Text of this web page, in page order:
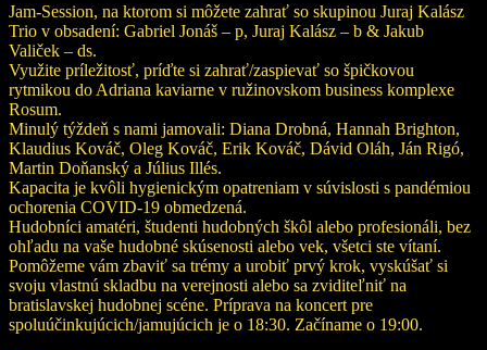
Jam-Session, na ktorom si môžete zahrať so skupinou Juraj Kalász
Trio v obsadení: Gabriel Jonáš – p, Juraj Kalász – b & Jakub
Valiček – ds.
Využite príležitosť, príďte si zahrať/zaspievať so špičkovou
rytmikou do Adriana kaviarne v ružinovskom business komplexe
Rosum.
Minulý týždeň s nami jamovali: Diana Drobná, Hannah Brighton,
Klaudius Kováč, Oleg Kováč, Erik Kováč, Dávid Oláh, Ján Rigó,
Martin Doňanský a Július Illés.
Kapacita je kvôli hygienickým opatreniam v súvislosti s pandémiou
ochorenia COVID-19 obmedzená.
Hudobníci amatéri, študenti hudobných škôl alebo profesionáli, bez
ohľadu na vaše hudobné skúsenosti alebo vek, všetci ste vítaní.
Pomôžeme vám zbaviť sa trémy a urobiť prvý krok, vyskúšať si
svoju vlastnú skladbu na verejnosti alebo sa zviditeľniť na
bratislavskej hudobnej scéne. Príprava na koncert pre
spoluúčinkujúcich/jamujúcich je o 18:30. Začíname o 19:00.